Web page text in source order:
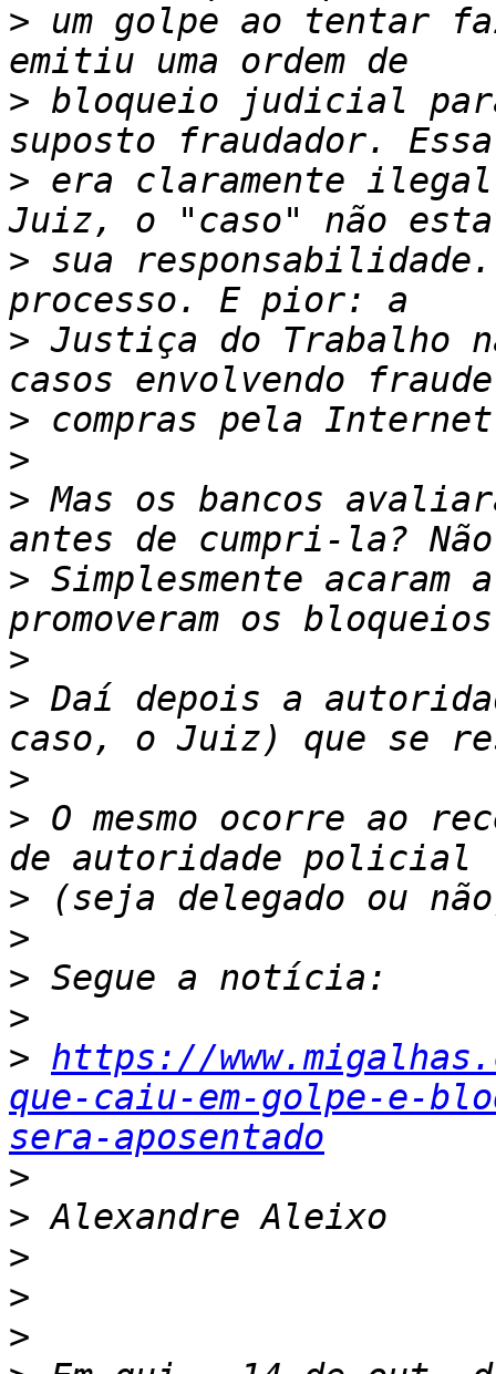
> um golpe ao tentar
> bloqueio judicial
> era claramente
> sua
> Justiça do Trabalho
>
>
> Mas os bancos
> Simplesmente acaram
>
> Daí depois a
>
> O mesmo ocorre ao
>
>
>
>
> https://
que-caiu-em-golpe-e-
sera-aposentado
>
>
>
>
>